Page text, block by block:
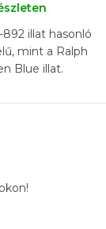
illat hasonló
mint a Ralph
Blue illat.